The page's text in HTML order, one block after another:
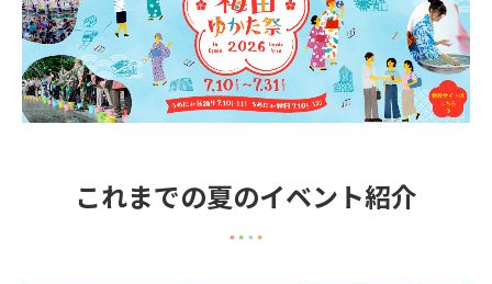
これまでの夏のイベント紹介